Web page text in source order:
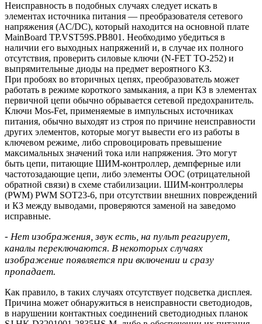
Неисправность в подобных случаях следует искать в
элементах источника питания — преобразователя сетевого
напряжения (AC/DC), который находится на основной плате
MainBoard TP.VST59S.PB801. Необходимо убедиться в
наличии его выходных напряжений и, в случае их полного
отсутствия, проверить силовые ключи (N-FET TO-252) и
выпрямительные диоды на предмет вероятного КЗ.
При пробоях во вторичных цепях, преобразователь может
работать в режиме короткого замыкания, а при КЗ в элементах
первичной цепи обычно обрывается сетевой предохранитель.
Ключи Mos-Fet, применяемые в импульсных источниках
питания, обычно выходят из строя по причине неисправности
других элементов, которые могут вывести его из работы в
ключевом режиме, либо спровоцировать превышение
максимальных значений тока или напряжения. Это могут
быть цепи, питающие ШИМ-контроллер, демпферные или
частотозадающие цепи, либо элементы ООС (отрицательной
обратной связи) в схеме стабилизации. ШИМ-контроллеры
(PWM) PWM SOT23-6, при отсутствии внешних повреждений
и КЗ между выводами, проверяются заменой на заведомо
исправные.
- Нет изображения, звук есть, на пульт реагирует,
каналы переключаются. В некоторых случаях
изображение появляется при включении и сразу
пропадает.
Как правило, в таких случаях отсутствует подсветка дисплея.
Причина может обнаружиться в неисправности светодиодов,
в нарушении контактных соединений светодиодных планок